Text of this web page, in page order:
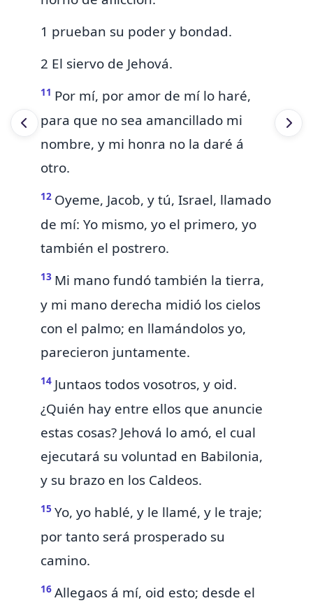
1 prueban su poder y bondad.
2 El siervo de Jehová.
11 Por mí, por amor de mí lo haré,
para que no sea amancillado mi
nombre, y mi honra no la daré á
otro.
12 Oyeme, Jacob, ytú, Israel, llamado
de mí: Yo mismo, yo el primero, yo
también el postrero.
13 Mi manofundó también la tierra,
y mi mano derecha midió los cielos
con el palmo; en llamándolos yo,
parecieron juntamente.
14 Juntaos todos vosotros, y oid.
¿Quién hay entre ellos que anuncie
estas cosas? Jehová lo amó, el cual
ejecutará su voluntad en Babilonia,
y su brazo en los Caldeos.
15 Yo, yo hablé, y le llamé, y le traje;
por tanto será prosperado su
camino.
16 Allegaos á mí, oid esto; desde el